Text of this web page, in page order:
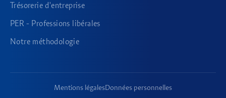
Trésorerie d'entreprise
PER - Professions libérales
Notre méthodologie
Mentions légalesDonnées personnelles